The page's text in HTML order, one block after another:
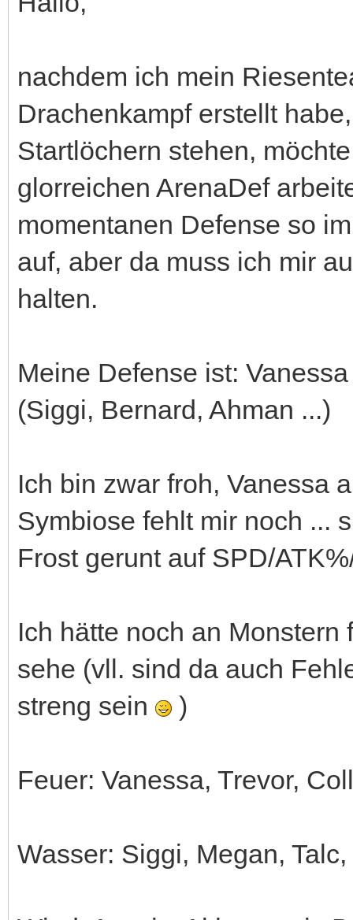
nachdem ich mein
Drachenkampf erstellt
Startlöchern stehen,
glorreichen ArenaDef
momentanen Defense so
auf, aber da muss ich mir
halten.
Meine Defense ist:
(Siggi, Bernard, Ahman ...)
Ich bin zwar froh, Vanessa
Symbiose fehlt mir noch ...
Frost gerunt auf SPD/
Ich hätte noch an
sehe (vll. sind da auch
streng sein
)
Feuer: Vanessa, Trevor,
Wasser: Siggi, Megan,